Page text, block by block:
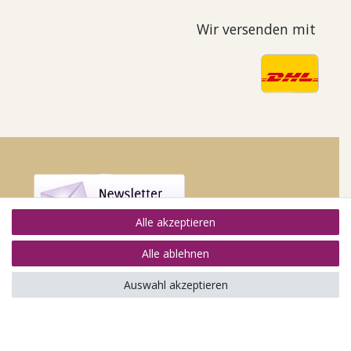
Wir versenden mit
Alle akzeptieren
Alle ablehnen
Auswahl akzeptieren